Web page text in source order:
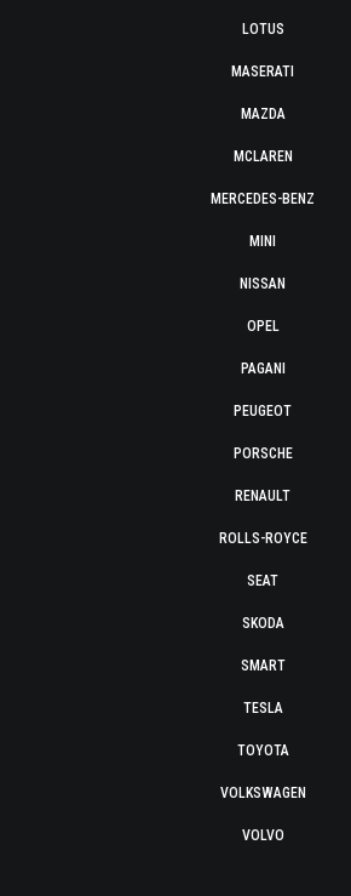
LOTUS
MASERATI
MAZDA
MCLAREN
MERCEDES-BENZ
MINI
NISSAN
OPEL
PAGANI
PEUGEOT
PORSCHE
RENAULT
ROLLS-ROYCE
SEAT
SKODA
SMART
TESLA
TOYOTA
VOLKSWAGEN
VOLVO